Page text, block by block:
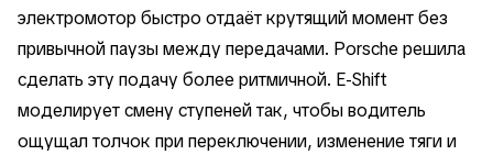
электромотор быстро отдаёт крутящий момент без
привычной паузы между передачами. Porsche решила
сделать эту подачу более ритмичной. E-Shift
моделирует смену ступеней так, чтобы водитель
ощущал толчок при переключении, изменение тяги и